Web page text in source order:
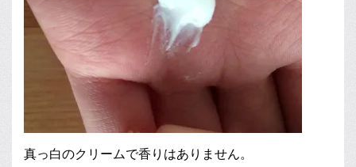
真っ白のクリームで香りはありません。